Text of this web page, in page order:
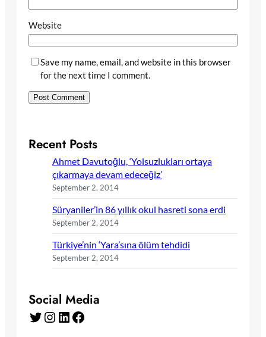
Website
Save my name, email, and website in this browser
for the next time I comment.
Recent Posts
Ahmet Davutoğlu, ‘Yolsuzlukları ortaya
çıkarmaya devam edeceğiz’
September 2, 2014
Süryaniler’in 86 yıllık okul hasreti sona erdi
September 2, 2014
Türkiye’nin ‘Yara’sına ölüm tehdidi
September 2, 2014
Social Media
Twitter Instagram LinkedIn Facebook